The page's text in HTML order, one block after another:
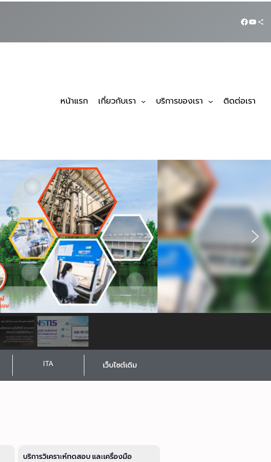
หน้าแรก เกี่ยวกับเรา บริการของเรา ติดต่อเรา
ITA เว็บไซต์เดิม
บริการวิเคราะห์ทดสอบ และเครื่องมือ